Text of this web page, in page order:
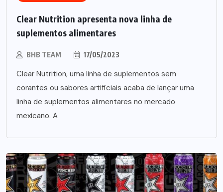
Clear Nutrition apresenta nova linha de
suplementos alimentares
BHB TEAM 17/05/2023
Clear Nutrition, uma linha de suplementos sem
corantes ou sabores artificiais acaba de lançar uma
linha de suplementos alimentares no mercado
mexicano. A